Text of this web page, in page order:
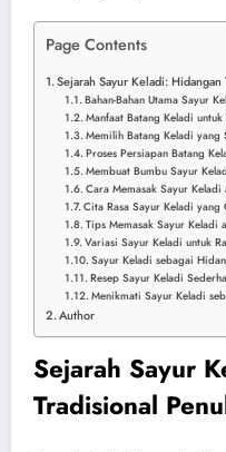
Page Contents
Sejarah Sayur Keladi:
Bahan-Bahan Utama Sayur
Manfaat Batang Keladi untuk
Memilih Batang Keladi yang
Proses Persiapan Batang
Membuat Bumbu Sayur
Cara Memasak Sayur
Cita Rasa Sayur Keladi yang
Tips Memasak Sayur Keladi
Variasi Sayur Keladi untuk
Sayur Keladi sebagai
Resep Sayur Keladi
Menikmati Sayur Keladi
Author
Sejarah Sayur
Tradisional